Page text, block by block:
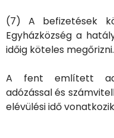
(7) A befizetések
Egyházközség a
időig köteles megőrizni.
A fent említett
adózással és
elévülési idő